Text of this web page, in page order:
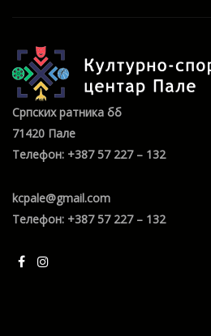
Српских ратника бб
71420 Пале
Телефон: +387 57 227 – 132
kcpale@gmail.com
Телефон: +387 57 227 – 132